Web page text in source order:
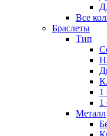
Все
Браслеты
Тип
1
1
Металл